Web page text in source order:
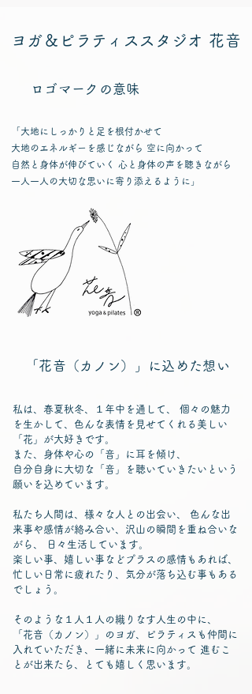
ヨガ＆ピラティススタジオ 花音
ロゴマークの意味
「大地にしっかりと足を根付かせて
大地のエネルギーを感じながら 空に向かって
自然と身体が伸びていく 心と身体の声を聴きながら
一人一人の大切な思いに寄り添えるように」
「花音（カノン）」に込めた想い
私は、春夏秋冬、１年中を通して、 個々の魅力
を生かして、 色んな表情を見せてくれる美しい
「花」が大好きです。
また、身体や心の「音」に耳を傾け、
自分自身に大切な「音」を聴いていきたいという
願いを込めています。
私たち人間は、様々な人との出会い、 色んな出
来事や感情が絡み合い、 沢山の瞬間を重ね合いな
がら、 日々生活しています。
楽しい事、嬉しい事などプラスの感情もあれば、
忙しい日常に疲れたり、
気分が落ち込む事もある
でしょう。
そのような１人１人の織りなす人生の中に、
「花音（カノン）」のヨガ、ピラティスも仲間に
入れていただき、 一緒に未来に向かって 進むこ
とが出来たら、とても嬉しく思います。